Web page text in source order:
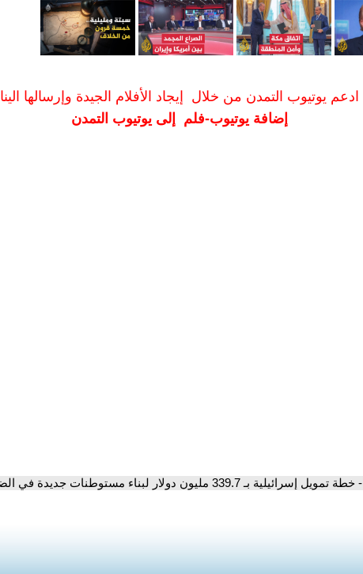
ادعم يوتيوب التمدن من خلال إيجاد الأفلام الجيدة وإرسالها الينا
إضافة يوتيوب-فلم إلى يوتيوب التمدن
- خطة تمويل إسرائيلية بـ 339.7 مليون دولار لبناء مستوطنات جديدة في الضفة الغربية